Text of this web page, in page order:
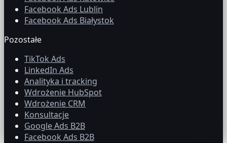
Facebook Ads Lublin
Facebook Ads Białystok
Pozostałe
TikTok Ads
LinkedIn Ads
Analityka i tracking
Wdrożenie HubSpot
Wdrożenie CRM
Konsultacje
Google Ads B2B
Facebook Ads B2B